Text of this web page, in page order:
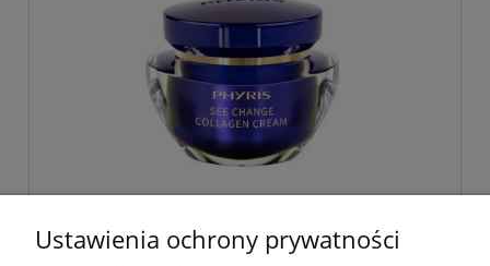
Phyris See Change Collagen Cream -
krem kolagenowy 50ml
Ustawienia ochrony prywatności